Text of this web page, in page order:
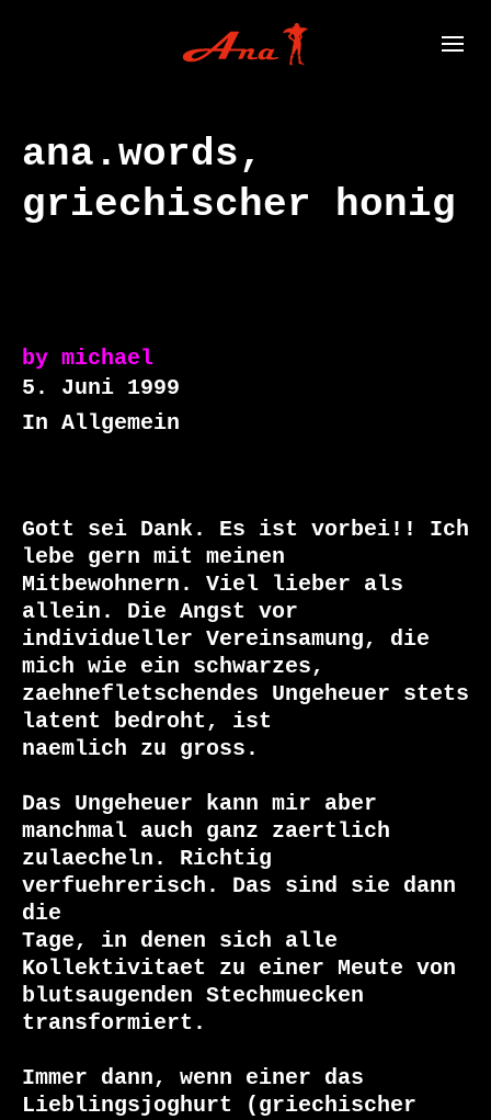
ana.words,
griechischer honig
by michael
5. Juni 1999
In Allgemein
Gott sei Dank. Es ist vorbei!! Ich
lebe gern mit meinen
Mitbewohnern. Viel lieber als
allein. Die Angst vor
individueller Vereinsamung, die
mich wie ein schwarzes,
zaehnefletschendes Ungeheuer stets
latent bedroht, ist
naemlich zu gross.
Das Ungeheuer kann mir aber
manchmal auch ganz zaertlich
zulaecheln. Richtig
verfuehrerisch. Das sind sie dann
die
Tage, in denen sich alle
Kollektivitaet zu einer Meute von
blutsaugenden Stechmuecken
transformiert.
Immer dann, wenn einer das
Lieblingsjoghurt (griechischer